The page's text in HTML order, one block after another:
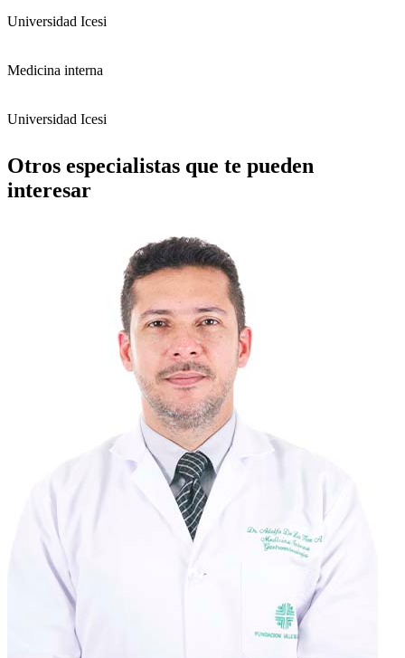
Universidad Icesi
Medicina interna
Universidad Icesi
Otros especialistas que te pueden
interesar